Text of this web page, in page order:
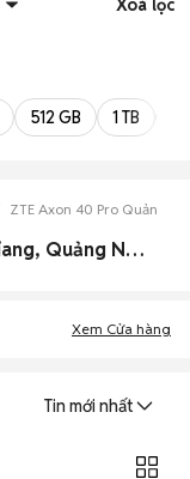
Xoá lọc
512 GB 1 TB
ZTE Axon 40 Pro Quảng
0 Zte Axon 40 Pro cũ Huyện Nam Giang, Quảng Nam đẹp
Xem Cửa hàng
Tin mới nhất